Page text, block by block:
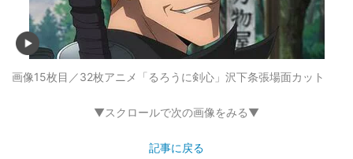
画像15枚目／32枚アニメ「るろうに剣心」沢下条張場面カット
▼スクロールで次の画像をみる▼
記事に戻る